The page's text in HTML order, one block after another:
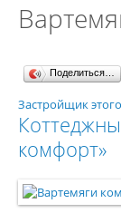
Поделиться…
Застройщик
комфорт»